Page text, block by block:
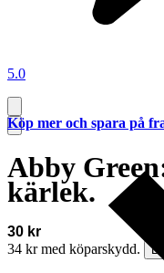
5.0
Abby
kärlek.
30 kr
34 kr med köparskydd.
Köp mer och spara på